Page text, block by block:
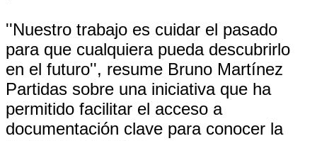
''Nuestro trabajo es cuidar el pasado
para que cualquiera pueda descubrirlo
en el futuro'', resume Bruno Martínez
Partidas sobre una iniciativa que ha
permitido facilitar el acceso a
documentación clave para conocer la